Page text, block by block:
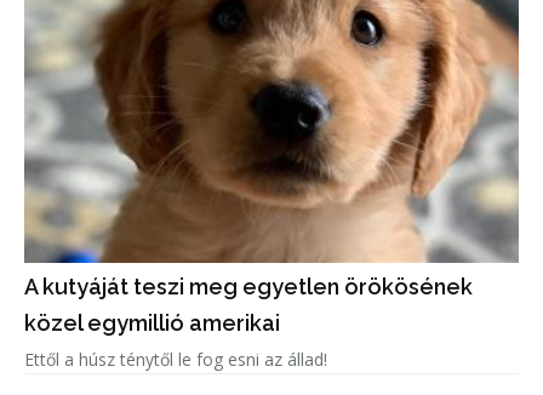
A kutyáját teszi meg egyetlen örökösének
közel egymillió amerikai
Ettől a húsz ténytől le fog esni az állad!